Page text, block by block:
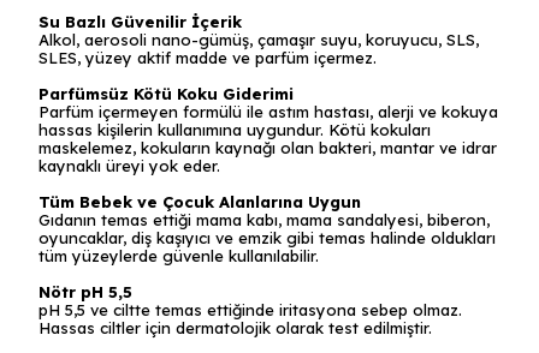
Su Bazlı Güvenilir İçerik
Alkol, aerosoli nano-gümüş, çamaşır suyu, koruyucu, SLS,
SLES, yüzey aktif madde ve parfüm içermez.
Parfümsüz Kötü Koku Giderimi
Parfüm içermeyen formülü ile astım hastası, alerji ve kokuya
hassas kişilerin kullanımına uygundur. Kötü kokuları
maskelemez, kokuların kaynağı olan bakteri, mantar ve idrar
kaynaklı üreyi yok eder.
Tüm Bebek ve Çocuk Alanlarına Uygun
Gıdanın temas ettiği mama kabı, mama sandalyesi, biberon,
oyuncaklar, diş kaşıyıcı ve emzik gibi temas halinde oldukları
tüm yüzeylerde güvenle kullanılabilir.
Nötr pH 5,5
pH 5,5 ve ciltte temas ettiğinde iritasyona sebep olmaz.
Hassas ciltler için dermatolojik olarak test edilmiştir.